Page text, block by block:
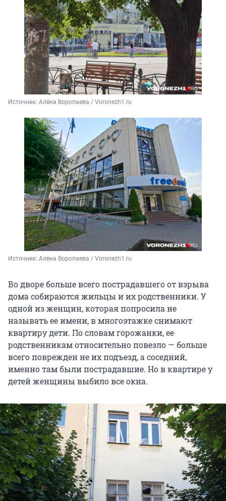
Источник: Алёна Воропаева / Voronezh1.ru
Источник: Алёна Воропаева / Voronezh1.ru
Во дворе больше всего пострадавшего от взрыва
дома собираются жильцы и их родственники. У
одной из женщин, которая попросила не
называть ее имени, в многоэтажке снимают
квартиру дети. По словам горожанки, ее
родственникам относительно повезло — больше
всего поврежден не их подъезд, а соседний,
именно там были пострадавшие. Но в квартире у
детей женщины выбило все окна.